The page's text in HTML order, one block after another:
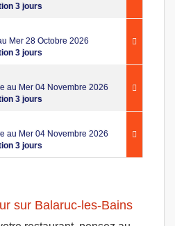
3 jours
Mer 28 Octobre 2026
3 jours
au Mer 04 Novembre 2026
3 jours
au Mer 04 Novembre 2026
3 jours
sur Balaruc-les-Bains